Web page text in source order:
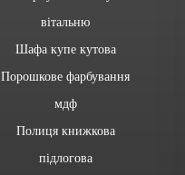
вітальню
Шафа купе кутова
Порошкове фарбування
мдф
Полиця книжкова
підлогова